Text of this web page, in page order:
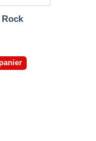
Rock